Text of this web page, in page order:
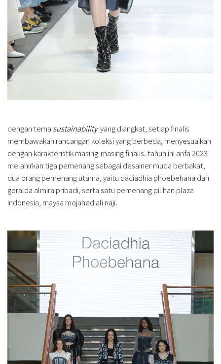
dengan tema sustainabilityyang diangkat, setiap finalis
membawakan rancangan koleksi yang berbeda, menyesuaikan
dengan karakteristik masing-masing finalis. tahun ini anfa 2023
melahirkan tiga pemenang sebagai desainer muda berbakat,
dua orang pemenang utama, yaitu daciadhia phoebehana dan
geralda almira pribadi, serta satu pemenang pilihan plaza
indonesia, maysa mojahed ali naji.